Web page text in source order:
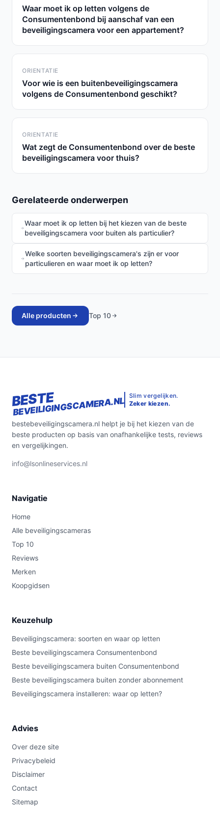
Waar moet ik op letten volgens de
Consumentenbond bij aanschaf van een
beveiligingscamera voor een appartement?
ORIENTATIE
Voor wie is een buitenbeveiligingscamera
volgens de Consumentenbond geschikt?
ORIENTATIE
Wat zegt de Consumentenbond over de beste
beveiligingscamera voor thuis?
Gerelateerde onderwerpen
Waar moet ik op letten bij het kiezen van de beste
beveiligingscamera voor buiten als particulier?
Welke soorten beveiligingscamera's zijn er voor
particulieren en waar moet ik op letten?
Alle producten Top 10
BESTE
BEVEILIGINGSCAMERA.NL Slim vergelijken.
Zeker kiezen.
bestebeveiligingscamera.nl helpt je bij het kiezen van de
beste producten op basis van onafhankelijke tests, reviews
en vergelijkingen.
info@lsonlineservices.nl
Navigatie
Home
Alle beveiligingscameras
Top 10
Reviews
Merken
Koopgidsen
Keuzehulp
Beveiligingscamera: soorten en waar op letten
Beste beveiligingscamera Consumentenbond
Beste beveiligingscamera buiten Consumentenbond
Beste beveiligingscamera buiten zonder abonnement
Beveiligingscamera installeren: waar op letten?
Advies
Over deze site
Privacybeleid
Disclaimer
Contact
Sitemap